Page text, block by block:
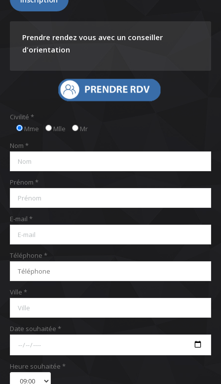
Prendre rendez vous avec un conseiller
d'orientation
Civilité *
Mme
Mlle
Mr
Nom *
Prénom *
E-mail *
Téléphone *
Ville *
Date souhaitée *
Heure souhaitée *